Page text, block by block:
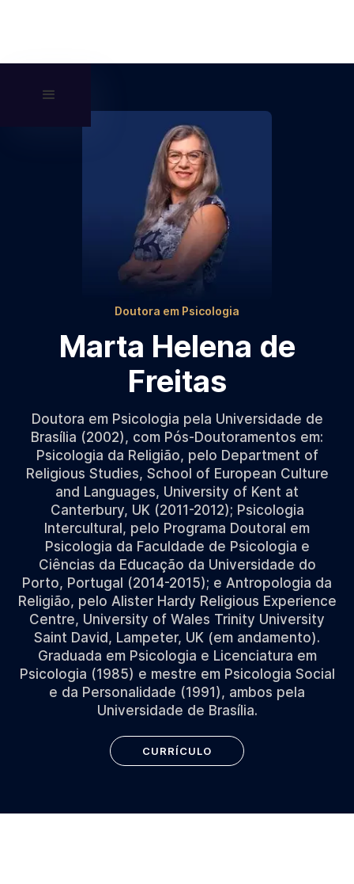
Doutora em Psicologia
Marta Helena de
Freitas
Doutora em Psicologia pela Universidade de
Brasília (2002), com Pós-Doutoramentos em:
Psicologia da Religião, pelo Department of
Religious Studies, School of European Culture
and Languages, University of Kent at
Canterbury, UK (2011-2012); Psicologia
Intercultural, pelo Programa Doutoral em
Psicologia da Faculdade de Psicologia e
Ciências da Educação da Universidade do
Porto, Portugal (2014-2015); e Antropologia da
Religião, pelo Alister Hardy Religious Experience
Centre, University of Wales Trinity University
Saint David, Lampeter, UK (em andamento).
Graduada em Psicologia e Licenciatura em
Psicologia (1985) e mestre em Psicologia Social
e da Personalidade (1991), ambos pela
Universidade de Brasília.
CURRÍCULO